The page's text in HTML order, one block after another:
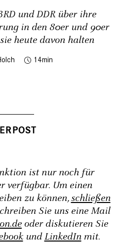
und DDR über ihre
in den 80er und 90er
heute davon halten
14
ist nur noch für
verfügbar. Um einen
zu können,schließen
Sie uns eine Mail
oder diskutieren Sie
undLinkedInmit.